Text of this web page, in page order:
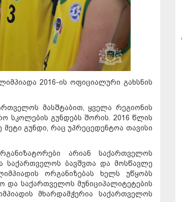
2016-ის ოფიციალური გახსნის
მასშტაბით, ყველა რეგიონის
სკოლების გუნდებს შორის. 2016 წლის
გუნდი, რაც უპრეცედენტოა თავისი
არიან საქართველოს
საქართველოს ბავშვთა და მოსწავლე
ორგანიზებას ხელს უწყობს
და საქართველოს მუნიციპალიტეტების
მხარდამჭერია საქართველოს